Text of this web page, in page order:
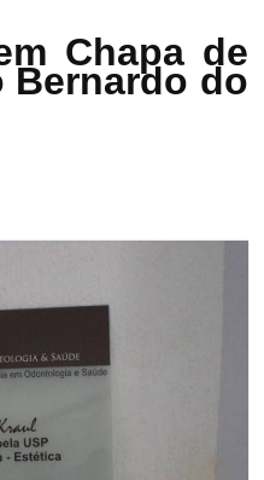
Chapa de
Bernardo do